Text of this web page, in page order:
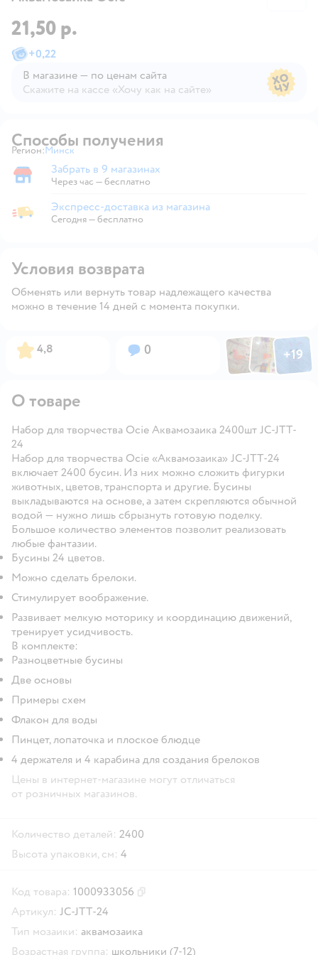
21,50 р.
+0,22
В магазине — по ценам сайта
Скажите на кассе «Хочу как на сайте»
Способы получения
Регион: Выбор адреса доставки.
Минск
Забрать в магазине
Забрать в 9 магазинах
Через час — бесплатно
Экспресс-доставка из магазина
Экспресс-доставка из магазина
Сегодня—бесплатно
Условия возврата
Обменять или вернуть товар надлежащего качества
можно в течение 14 дней с момента покупки.
Рейтинг:
4,8 Вопросов:
0 ФотоФотоФото
+19
Открыть
О товаре
Набор для творчества Ocie Аквамозаика 2400шт JC-JTT-
24
Набор для творчества Ocie «Аквамозаика» JC-JTT-24
включает 2400 бусин. Из них можно сложить фигурки
животных, цветов, транспорта и другие. Бусины
выкладываются на основе, а затем скрепляются обычной
водой — нужно лишь сбрызнуть готовую поделку.
Большое количество элементов позволит реализовать
любые фантазии.
Бусины 24 цветов.
Можно сделать брелоки.
Стимулирует воображение.
Развивает мелкую моторику и координацию движений,
тренирует усидчивость.
В комплекте:
Разноцветные бусины
Две основы
Примеры схем
Флакон для воды
Пинцет, лопаточка и плоское блюдце
4 держателя и 4 карабина для создания брелоков
Цены в интернет-магазине могут отличаться
от розничных магазинов.
Количество деталей: 2400
Высота упаковки, см: 4
Код товара: 1000933056
Артикул: JC-JTT-24
Тип мозаики: аквамозаика
Возрастная группа: школьники (7-12)